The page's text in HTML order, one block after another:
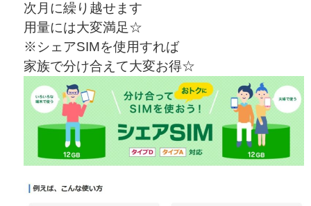
次月に繰り越せます
用量には大変満足☆
※シェアSIMを使用すれば
家族で分け合えて大変お得☆